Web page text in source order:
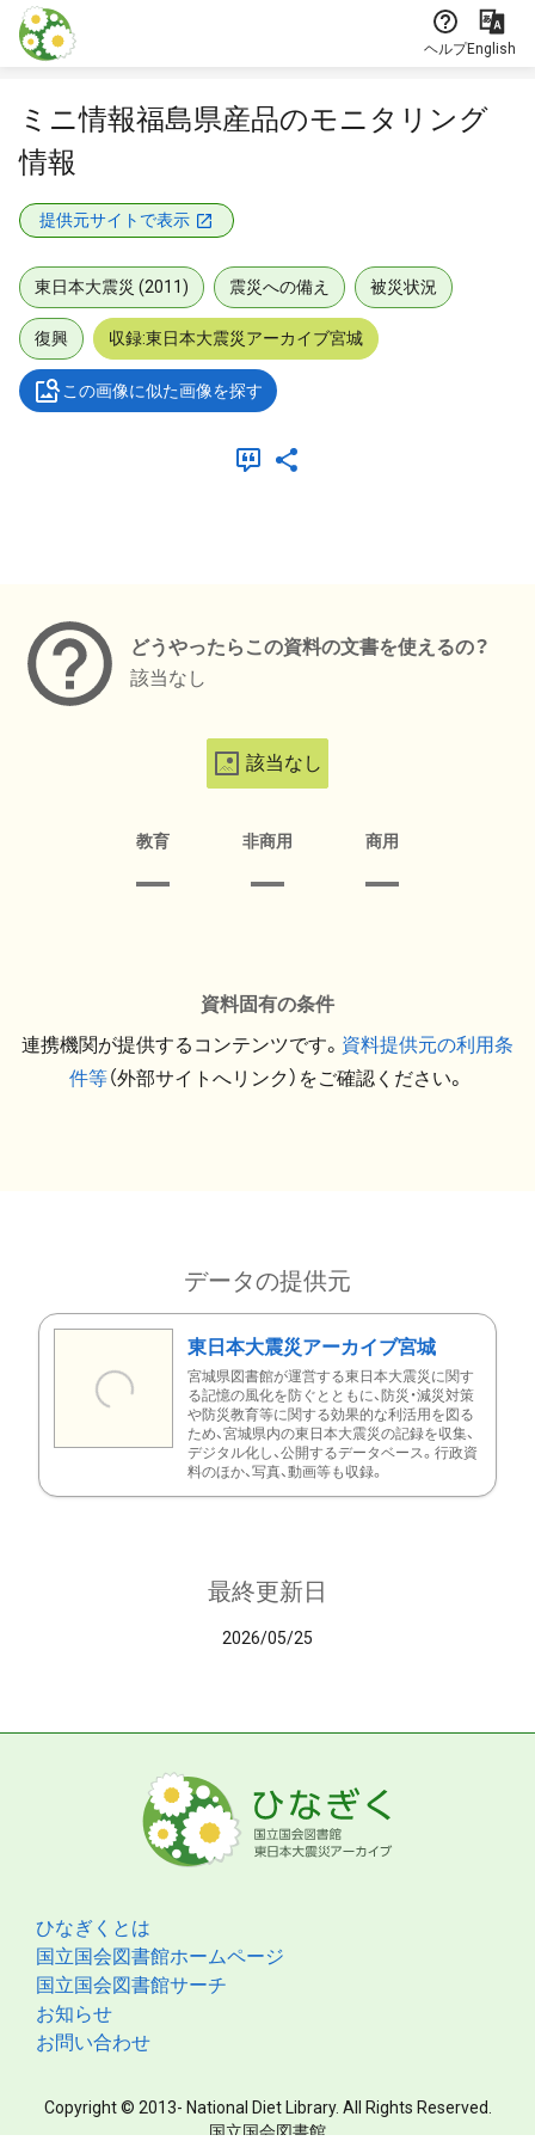
本文に飛ぶ
ヘルプEnglish
ミニ情報福島県産品のモニタリング
情報
提供元サイトで表示
東日本大震災 (2011) 震災への備え 被災状況
復興 収録:東日本大震災アーカイブ宮城
この画像に似た画像を探す
どうやったらこの資料の文書を使えるの？
該当なし
該当なし
教育 非商用 商用
資料固有の条件
連携機関が提供するコンテンツです。 資料提供元の利用条
件等（外部サイトへリンク）をご確認ください。
データの提供元
東日本大震災アーカイブ宮城
宮城県図書館が運営する東日本大震災に関す
る記憶の風化を防ぐとともに、防災・減災対策
や防災教育等に関する効果的な利活用を図る
ため、宮城県内の東日本大震災の記録を収集、
デジタル化し、公開するデータベース。行政資
料のほか、写真、動画等も収録。
最終更新日
2026/05/25
ひなぎくとは
国立国会図書館ホームページ
国立国会図書館サーチ
お知らせ
お問い合わせ
Copyright © 2013- National Diet Library. All Rights Reserved.